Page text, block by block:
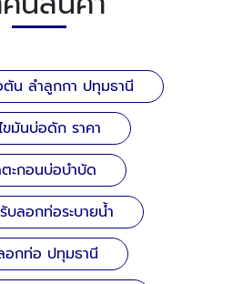
น ลำลูกกา ปทุมธานี
มันบ่อดัก ราคา
ะกอนบ่อบำบัด
บลอกท่อระบายน้ำ
อกท่อ ปทุมธานี